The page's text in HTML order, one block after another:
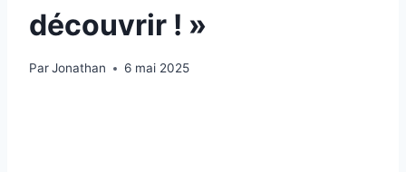
découvrir ! »
ParJonathan 6 mai 2025